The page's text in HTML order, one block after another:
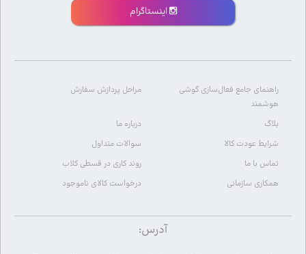
اینستاگرام
راهنمای جامع فعال‌سازی گوشی
هوشمند
مراحل پردازش سفارش
بلاگ
درباره ما
شرایط عودت کالا
سوالات متداول
تماس با ما
روند کاری در قسطی کلاب
همکاری سازمانی
درخواست کالای ناموجود
آدرس: